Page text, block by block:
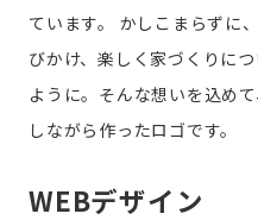
ています。
かしこまらずに
びかけ、楽しく家づくりに
ように。そんな想いを込め
しながら作ったロゴです。
WEBデザイン